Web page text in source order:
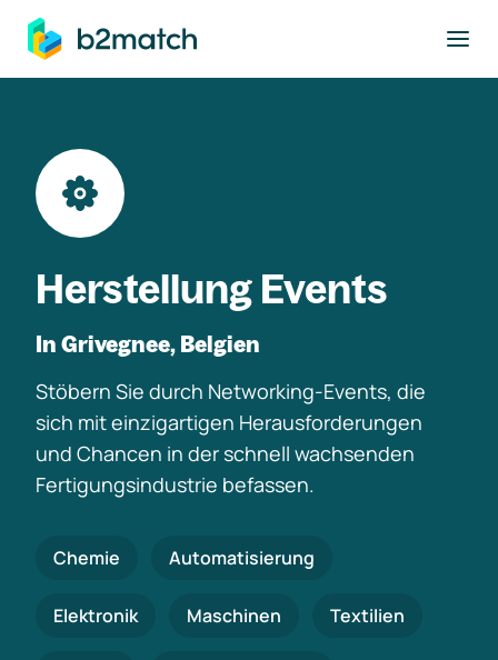
springen
Herstellung Events
In Grivegnee, Belgien
Stöbern Sie durch Networking-Events, die
sich mit einzigartigen Herausforderungen
und Chancen in der schnell wachsenden
Fertigungsindustrie befassen.
Chemie Automatisierung
Elektronik Maschinen Textilien